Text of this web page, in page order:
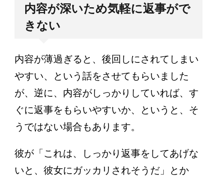
内容が深いため気軽に返事がで
きない
内容が薄過ぎると、後回しにされてしまい
やすい、という話をさせてもらいました
が、逆に、内容がしっかりしていれば、す
ぐに返事をもらいやすいか、というと、そ
うではない場合もあります。
彼が「これは、しっかり返事をしてあげな
いと、彼女にガッカリされそうだ」とか